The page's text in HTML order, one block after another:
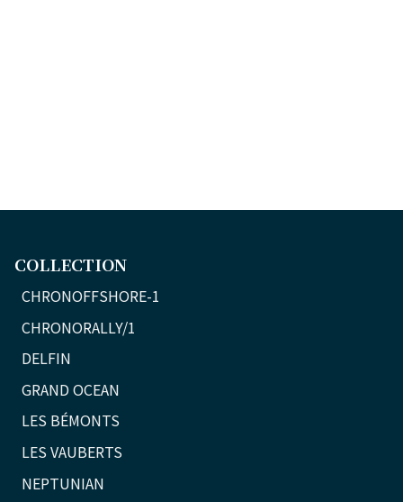
COLLECTION
CHRONOFFSHORE-1
CHRONORALLY/1
DELFIN
GRAND OCEAN
LES BÉMONTS
LES VAUBERTS
NEPTUNIAN